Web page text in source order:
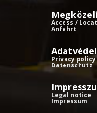
Access /
Anfahrt
Privacy policy
Datenschutz
Legal notice
Impressum